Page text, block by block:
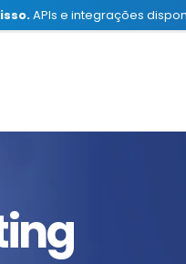
APIs e integrações